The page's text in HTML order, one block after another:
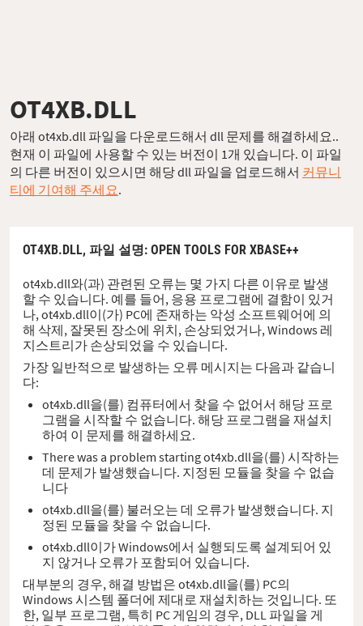
OT4XB.DLL
아래 ot4xb.dll 파일을 다운로드해서 dll 문제를 해결하세요..
현재 이 파일에 사용할 수 있는 버전이 1개 있습니다. 이 파일
의 다른 버전이 있으시면 해당 dll 파일을 업로드해서 커뮤니
티에 기여해 주세요.
OT4XB.DLL, 파일 설명: OPEN TOOLS FOR XBASE++
ot4xb.dll와(과) 관련된 오류는 몇 가지 다른 이유로 발생
할 수 있습니다. 예를 들어, 응용 프로그램에 결함이 있거
나, ot4xb.dll이(가) PC에 존재하는 악성 소프트웨어에 의
해 삭제, 잘못된 장소에 위치, 손상되었거나, Windows 레
지스트리가 손상되었을 수 있습니다.
가장 일반적으로 발생하는 오류 메시지는 다음과 같습니
다:
ot4xb.dll을(를) 컴퓨터에서 찾을 수 없어서 해당 프로
그램을 시작할 수 없습니다. 해당 프로그램을 재설치
하여 이 문제를 해결하세요.
There was a problem starting ot4xb.dll을(를) 시작하는
데 문제가 발생했습니다. 지정된 모듈을 찾을 수 없습
니다
ot4xb.dll을(를) 불러오는 데 오류가 발생했습니다. 지
정된 모듈을 찾을 수 없습니다.
ot4xb.dll이가 Windows에서 실행되도록 설계되어 있
지 않거나 오류가 포함되어 있습니다.
대부분의 경우, 해결 방법은 ot4xb.dll을(를) PC의
Windows 시스템 폴더에 제대로 재설치하는 것입니다. 또
한, 일부 프로그램, 특히 PC 게임의 경우, DLL 파일을 게